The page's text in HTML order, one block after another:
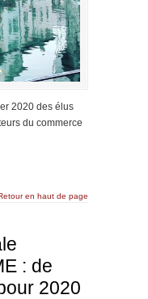
2020 des élus
du commerce
en haut de page
: de
2020